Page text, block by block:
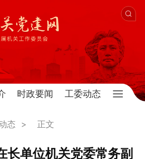
时政要闻 工委动态
态 > 正文
长单位机关党委常务副